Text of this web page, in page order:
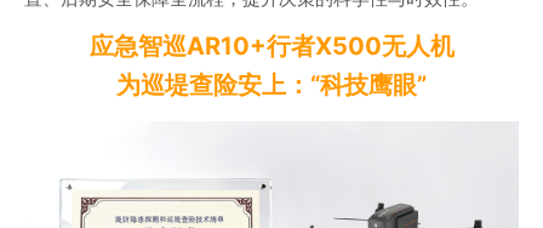
应急智巡AR10+行者X500无人机
为巡堤查险安上：“科技鹰眼”